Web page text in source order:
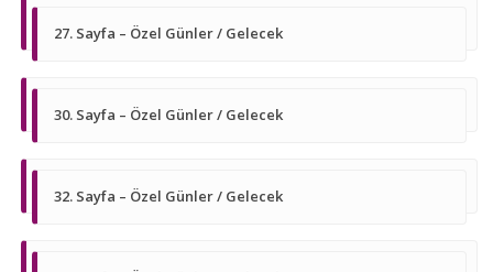
27. Sayfa – Özel Günler / Gelecek
30. Sayfa – Özel Günler / Gelecek
32. Sayfa – Özel Günler / Gelecek